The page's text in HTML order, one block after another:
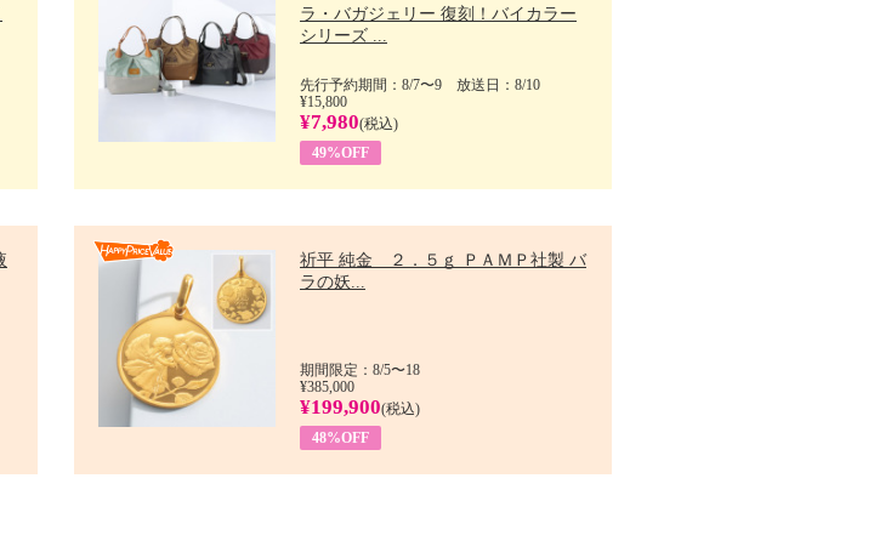
ラ・バガジェリー 復刻！バイカラー
シリーズ ...
先行予約期間：8/7〜9 放送日：8/10
¥15,800
¥7,980(税込)
49%OFF
祈平 純金 ２．５ｇ ＰＡＭＰ社製 バ
ラの妖...
期間限定：8/5〜18
¥385,000
¥199,900(税込)
48%OFF